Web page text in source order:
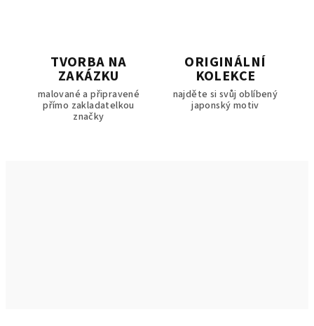
TVORBA NA
ZAKÁZKU
malované a připravené
přímo zakladatelkou
značky
ORIGINÁLNÍ
KOLEKCE
najděte si svůj oblíbený
japonský motiv